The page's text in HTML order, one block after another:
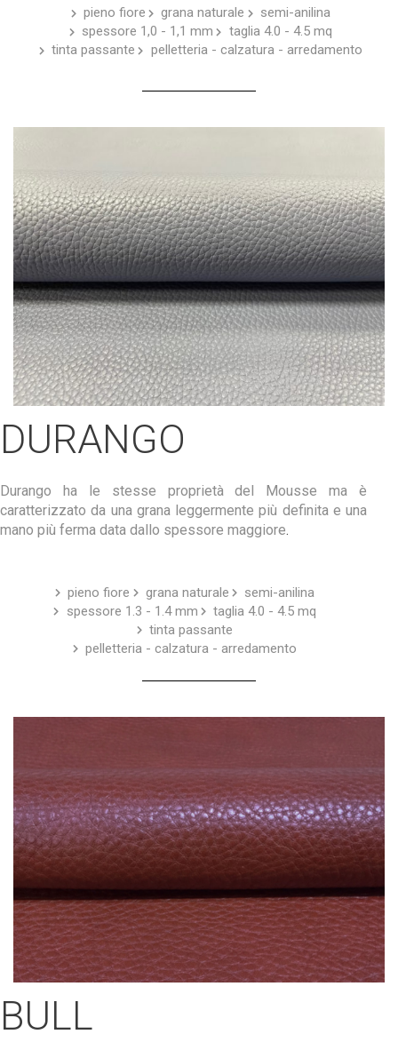
pieno fiore grana naturale
semi-anilina
spessore 1,0 - 1,1 mm
taglia 4.0 - 4.5 mq
tinta passante
pelletteria - calzatura - arredamento
DURANGO
Durango ha le stesse proprietà del Moussema è
caratterizzato da una grana leggermente più definita e una
mano più ferma data dallo spessore maggiore.
pieno fiore grana naturale
semi-anilina
spessore 1.3 - 1.4 mm
taglia 4.0 - 4.5 mq
tinta passante
pelletteria - calzatura - arredamento
BULL